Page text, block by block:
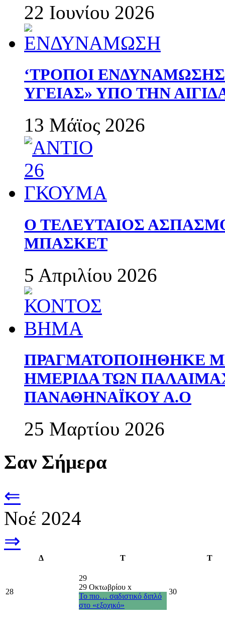
22 Ιουνίου 2026
‘ΤΡΟΠΟΙ
ΥΓΕΙΑΣ» ΥΠΟ ΤΗΝ
13 Μάϊος 2026
Ο ΤΕΛΕΥΤΑΙΟΣ
ΜΠΑΣΚΕΤ
5 Απριλίου 2026
ΠΡΑΓΜΑΤΟΠΟΙΗΘΗΚΕ
ΗΜΕΡΙΔΑ ΤΩΝ
ΠΑΝΑΘΗΝΑΪΚΟΥ Α.Ο
25 Μαρτίου 2026
Σαν Σήμερα
⇐
Νοέ 2024
⇒
Δ Τ Τ
28
29
29 Οκτωβρίου x
Το πιο… σαδιστικό διπλό
στο «εξοχικό»
30